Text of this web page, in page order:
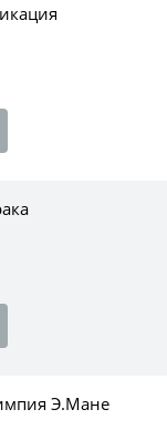
Э.Мане